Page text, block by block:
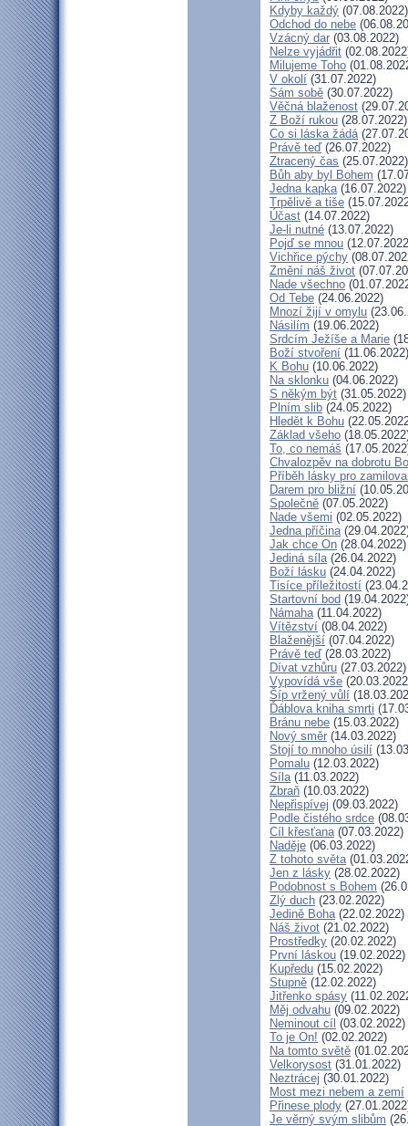
Kdyby každý (07.08.2022)
Odchod do nebe
Vzácný dar (03.08.2022)
Nelze vyjádřit
Milujeme Toho
V okolí (31.07.2022)
Sám sobě (30.07.2022)
Věčná blaženost
Z Boží rukou (28.07.2022)
Co si láska žádá
Právě teď (26.07.2022)
Ztracený čas (25.07.2022)
Bůh aby byl Bohem
Jedna kapka(16.07.2022)
Trpělivě a tiše
Účast (14.07.2022)
Je-li nutné (13.07.2022)
Pojď se mnou
Vichřice pýchy
Změní náš život
Nade všechno
Od Tebe (24.06.2022)
Mnozí žijí v omylu
Násilím (19.06.2022)
Srdcím Ježíše a Marie
Boží stvoření (11.06.2022)
K Bohu (10.06.2022)
Na sklonku (04.06.2022)
S někým být (31.05.2022)
Plním slib (24.05.2022)
Hledět k Bohu
Základ všeho
To, co nemáš
Chvalozpěv na dobrotu
Příběh lásky pro
Darem pro bližní
Společně (07.05.2022)
Nade všemi (02.05.2022)
Jedna příčina
Jak chce On (28.04.2022)
Jediná síla(26.04.2022)
Boží lásku (24.04.2022)
Tisíce příležitostí
Startovní bod
Námaha(11.04.2022)
Vítězství (08.04.2022)
Blaženější (07.04.2022)
Právě teď (28.03.2022)
Dívat vzhůru (27.03.2022)
Vypovídá vše
Šíp vržený vůlí
Ďáblova kniha smrti
Bránu nebe (15.03.2022)
Nový směr (14.03.2022)
Stojí to mnoho úsilí
Pomalu (12.03.2022)
Síla(11.03.2022)
Zbraň (10.03.2022)
Nepřispívej (09.03.2022)
Podle čistého srdce
Cíl křesťana(07.03.2022)
Naděje (06.03.2022)
Z tohoto světa
Jen z lásky (28.02.2022)
Podobnost s Bohem
Zlý duch (23.02.2022)
Jedině Boha(22.02.2022)
Náš život (21.02.2022)
Prostředky (20.02.2022)
První láskou (19.02.2022)
Kupředu (15.02.2022)
Stupně (12.02.2022)
Jitřenko spásy
Měj odvahu (09.02.2022)
Neminout cíl (03.02.2022)
To je On! (02.02.2022)
Na tomto světě
Velkorysost (31.01.2022)
Neztrácej (30.01.2022)
Most mezi nebem a zemí
Přinese plody
Je věrný svým slibům